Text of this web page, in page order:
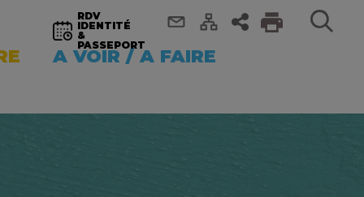
A VOIR / A FAIRE
RDV
IDENTITÉ
&
PASSEPORT